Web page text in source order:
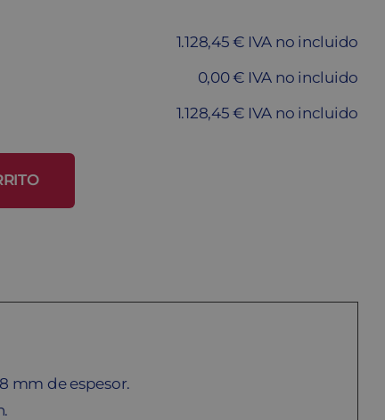
1.128,45 € IVA no incluido
0,00 € IVA no incluido
1.128,45 € IVA no incluido
mm de espesor.